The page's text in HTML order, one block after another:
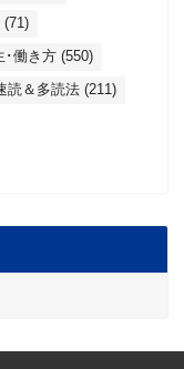
(71)
･働き方 (550)
読＆多読法 (211)